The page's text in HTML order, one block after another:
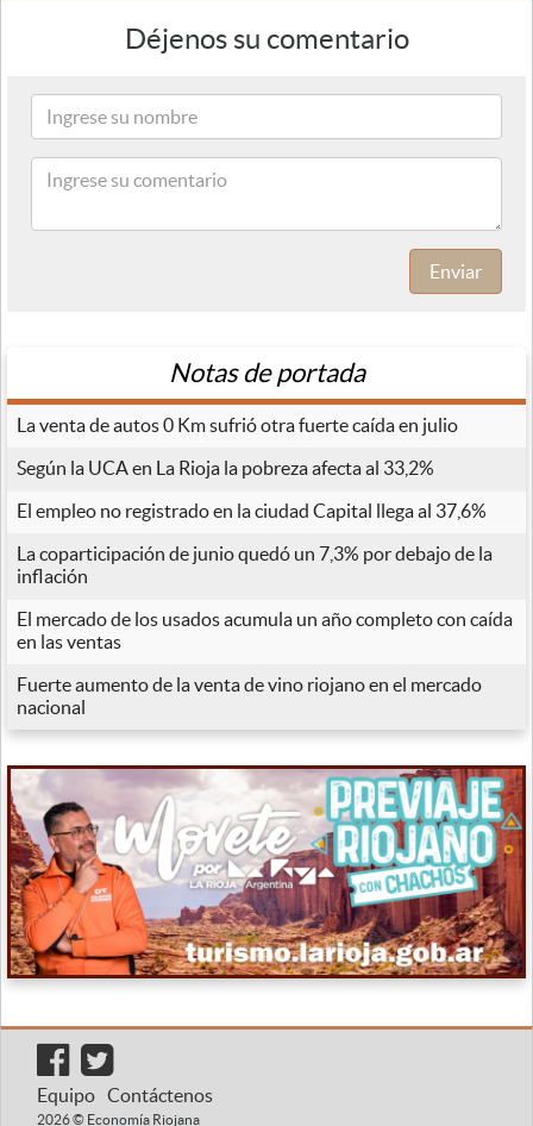
Déjenos su comentario
Enviar
Notas de portada
La venta de autos 0 Km sufrió otra fuerte caída en julio
Según la UCA en La Rioja la pobreza afecta al 33,2%
El empleo no registrado en la ciudad Capital llega al 37,6%
La coparticipación de junio quedó un 7,3% por debajo de la
inflación
El mercado de los usados acumula un año completo con caída
en las ventas
Fuerte aumento de la venta de vino riojano en el mercado
nacional
Equipo Contáctenos
2026 © Economía Riojana